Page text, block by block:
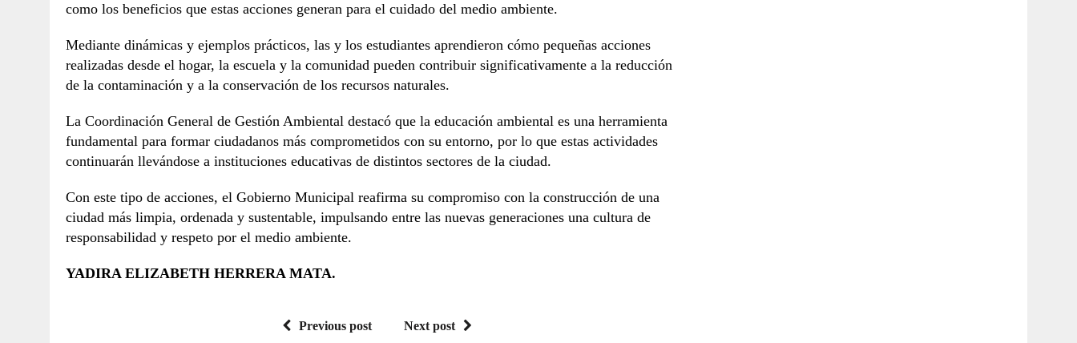
como los beneficios que estas acciones generan para el cuidado del medio ambiente.
Mediante dinámicas y ejemplos prácticos, las y los estudiantes aprendieron cómo pequeñas acciones
realizadas desde el hogar, la escuela y la comunidad pueden contribuir significativamente a la reducción
de la contaminación y a la conservación de los recursos naturales.
La Coordinación General de Gestión Ambiental destacó que la educación ambiental es una herramienta
fundamental para formar ciudadanos más comprometidos con su entorno, por lo que estas actividades
continuarán llevándose a instituciones educativas de distintos sectores de la ciudad.
Con este tipo de acciones, el Gobierno Municipal reafirma su compromiso con la construcción de una
ciudad más limpia, ordenada y sustentable, impulsando entre las nuevas generaciones una cultura de
responsabilidad y respeto por el medio ambiente.
YADIRA ELIZABETH HERRERA MATA.
Previous post Next post